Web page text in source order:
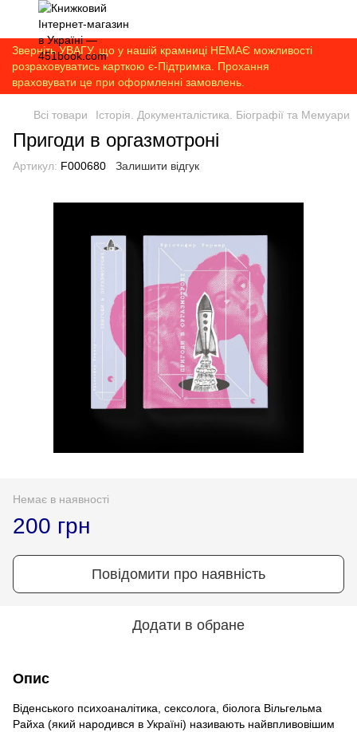
Зверніть УВАГУ, що у нашій крамниці НЕМАЄ можливості
розраховуватись карткою є-Підтримка. Прохання
враховувати це при оформленні замовлень.
Всі товари Історія. Документалістика. Біографії та Мемуари
Пригоди в оргазмотроні
Артикул: F000680 Залишити відгук
Немає в наявності
200 грн
Повідомити про наявність
Додати в обране
Опис
Віденського психоаналітика, сексолога, біолога Вільгельма
Райха (який народився в Україні) називають найвпливовішим